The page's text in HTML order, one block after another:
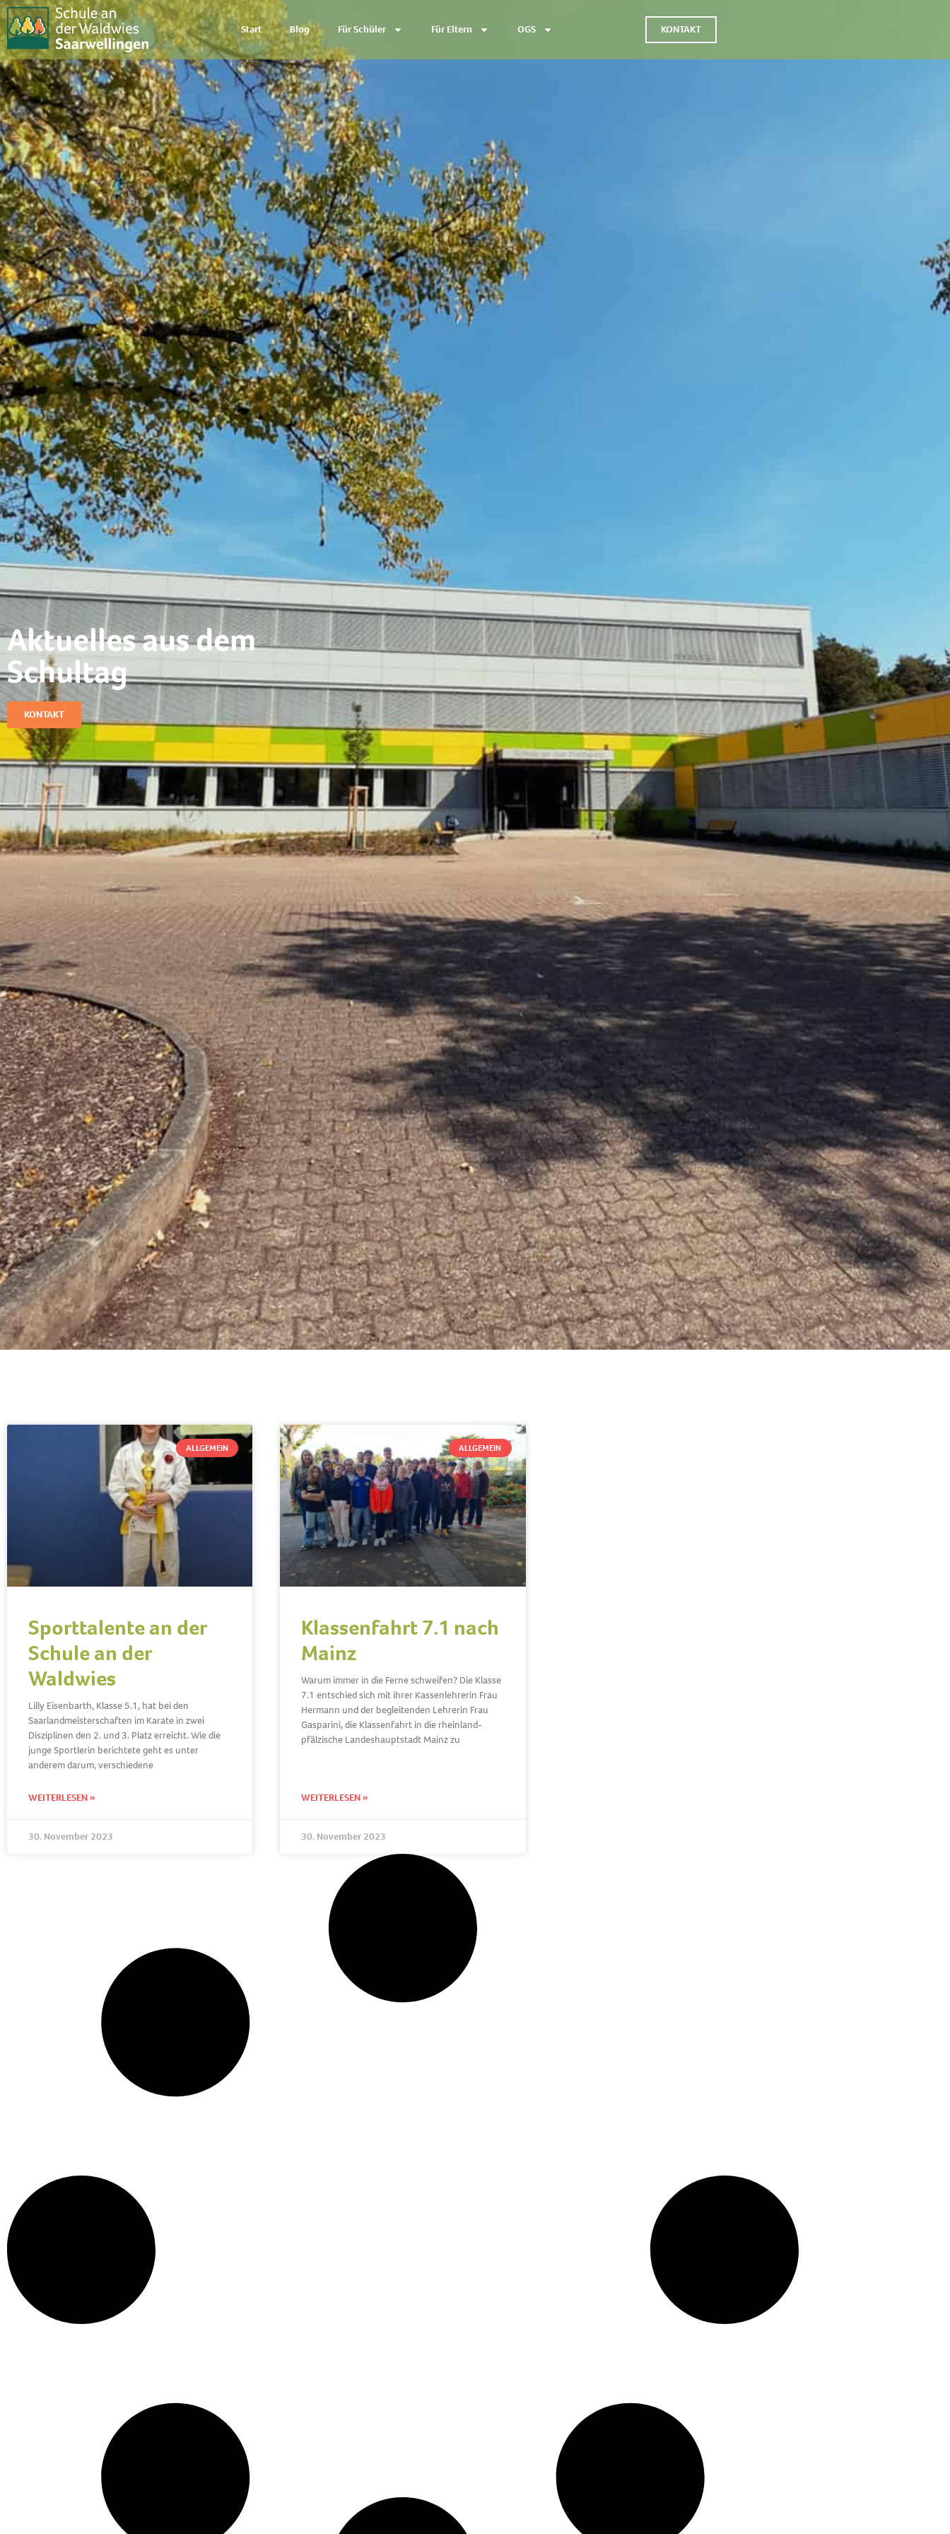
Start Blog Für Schüler Für Eltern OGS KONTAKT
Aktuelles aus dem
Schultag​
KONTAKT
ALLGEMEIN
Sporttalente an der
Schule an der
Waldwies
Lilly Eisenbarth, Klasse 5.1, hat bei den
Saarlandmeisterschaften im Karate in zwei
Disziplinen den 2. und 3. Platz erreicht. Wie die
junge Sportlerin berichtete geht es unter
anderem darum, verschiedene
WEITERLESEN »
30. November 2023
ALLGEMEIN
Klassenfahrt 7.1 nach
Mainz
Warum immer in die Ferne schweifen? Die Klasse
7.1 entschied sich mit ihrer Kassenlehrerin Frau
Hermann und der begleitenden Lehrerin Frau
Gasparini, die Klassenfahrt in die rheinland-
pfälzische Landeshauptstadt Mainz zu
WEITERLESEN »
30. November 2023